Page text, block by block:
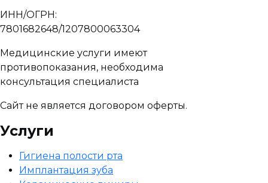
ИНН/ОГРН:
7801682648/1207800063304
Медицинские услуги имеют
противопоказания, необходима
консультация специалиста
Сайт не является договором оферты.
Услуги
Гигиена полости рта
Имплантация зуба